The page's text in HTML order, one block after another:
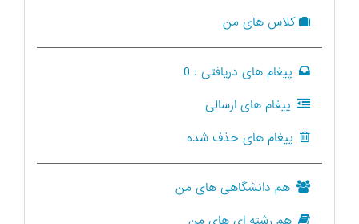
کلاس های من
پیغام های دریافتی : 0
پیغام های ارسالی
پیغام های حذف شده
هم دانشگاهی های من